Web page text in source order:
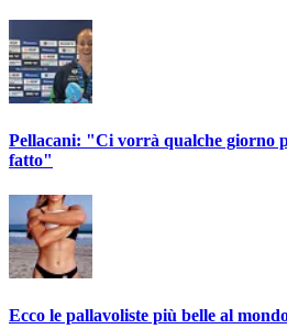
Pellacani: "Ci vorrà qualche giorno
fatto"
Ecco le pallavoliste più belle al